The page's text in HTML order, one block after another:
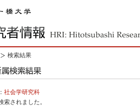
検索結果
社会学研究科
索されました。